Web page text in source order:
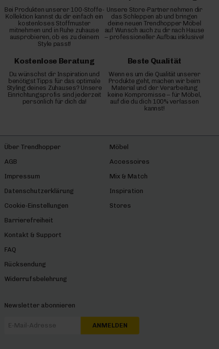
Bei Produkten unserer 100-Stoffe-
Kollektion kannst du dir einfach ein
kostenloses Stoffmuster
mitnehmen und in Ruhe zuhause
ausprobieren, ob es zu deinem
Style passt!
Unsere Store-Partner nehmen dir
das Schleppen ab und bringen
deine neuen Trendhopper Möbel
auf Wunsch auch zu dir nach Hause
– professioneller Aufbau inklusive!
Kostenlose Beratung
Du wünschst dir Inspiration und
benötigst Tipps für das optimale
Styling deines Zuhauses? Unsere
Einrichtungsprofis sind jederzeit
persönlich für dich da!
Beste Qualität
Wenn es um die Qualität unserer
Produkte geht, machen wir beim
Material und der Verarbeitung
keine Kompromisse – für Möbel,
auf die du dich 100% verlassen
kannst!
Über Trendhopper
AGB
Impressum
Datenschutzerklärung
Cookie-Einstellungen
Barrierefreiheit
Kontakt & Support
FAQ
Rücksendung
Widerrufsbelehrung
Möbel
Accessoires
Mix & Match
Inspiration
Stores
Newsletter abonnieren
ANMELDEN